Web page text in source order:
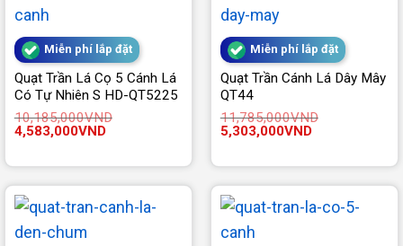
Miễn phí lắp đặt
Quạt Trần Lá Cọ 5 Cánh Lá
Có Tự Nhiên S HD-QT5225
10,185,000VND
Giá
gốc
10,185,000VND.
4,583,000VNDGiá
là:
4,583,000VND.
Miễn phí lắp đặt
Quạt Trần Cánh Lá Dây Mây
QT44
11,785,000VND
Giá
gốc
11,785,000VND.
5,303,000VNDGiá
là:
5,303,000VND.